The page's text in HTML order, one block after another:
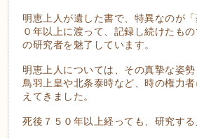
明恵上人が遺した書で、特異なのが
０年以上に渡って、記録し続けたも
の研究者を魅了しています。
明恵上人については、その真摯な姿
鳥羽上皇や北条泰時など、時の権力
えてきました。
死後７５０年以上経っても、研究する